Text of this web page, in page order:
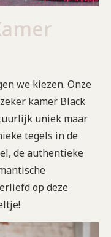
we kiezen. Onze
kamer Black
uniek maar
tegels in de
de authentieke
op deze